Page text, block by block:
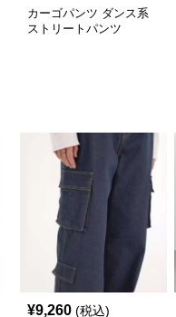
カーゴパンツ ダンス系
ストリートパンツ
¥9,260 (税込)